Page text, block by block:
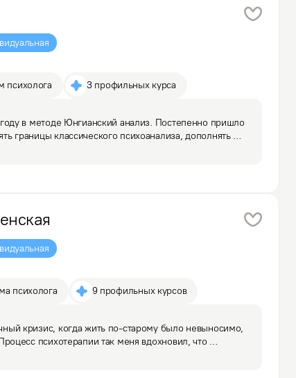
психолога 3 профильных курса
в методе Юнгианский анализ. Постепенно пришло
границы классического психоанализа, дополнять
Поэтому пришла в гештальт, и развиваюсь
психолога 9 профильных курсов
кризис, когда жить по-старому было невыносимо,
психотерапии так меня вдохновил, что
Вначале я работала в коучинговом